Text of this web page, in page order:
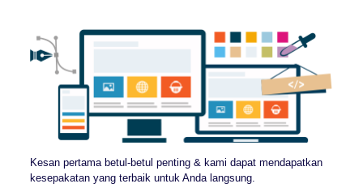
Kesan pertama betul-betul penting & kami dapat mendapatkan
kesepakatan yang terbaik untuk Anda langsung.